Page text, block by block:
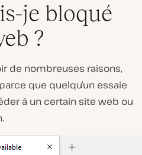
je bloqué
?
de nombreuses raisons,
que quelqu’un essaie
à un certain site web ou